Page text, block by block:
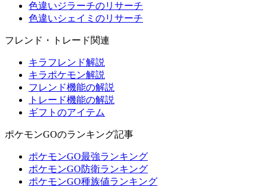
色違いジラーチのリサーチ
色違いシェイミのリサーチ
フレンド・トレード関連
キラフレンド解説
キラポケモン解説
フレンド機能の解説
トレード機能の解説
ギフトのアイテム
ポケモンGOのランキング記事
ポケモンGO最強ランキング
ポケモンGO防衛ランキング
ポケモンGO種族値ランキング